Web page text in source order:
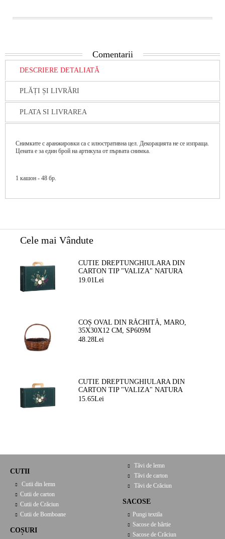
Comentarii
DESCRIERE DETALIATĂ
PLĂȚI ȘI LIVRĂRI
PLATA SI LIVRAREA
Снимките с аранжировки са с илюстративна цел. Декорацията не се изпраща.
Цената е за един брой на артикула от първата снимка.
1 кашон - 48 бр.
Cele mai Vândute
CUTIE DREPTUNGHIULARA DIN
CARTON TIP "VALIZA" NATURA
FERMECATA VERDE/AURIE, 34,2 X
19.01Lei
COȘ OVAL DIN RĂCHITĂ, MARO,
35X30X12 CM, SP609M
48.28Lei
CUTIE DREPTUNGHIULARA DIN
CARTON TIP "VALIZA" NATURA
FERMEATA VERDE/AURIE, 33,0 X 18,5
15.65Lei
CUTII
Cutii din lemn
Cutii de carton
Cutii de Crăciun
Cutii de Bomboane
COȘURI
Tăvi de lemn
Tăvi de carton
Tăvi de Crăciun
SACOSE
Pungi textila
Sacose de hârtie
Sacose de Crăciun